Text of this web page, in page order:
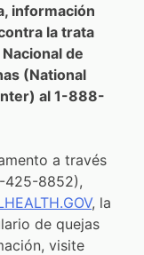
información
la trata
de
(National
al 1-888-
a través
425-8852),
, la
de quejas
visite